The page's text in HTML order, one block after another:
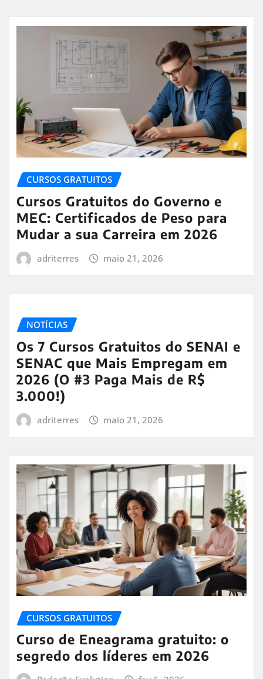
CURSOS GRATUITOS
Cursos Gratuitos do Governo e
MEC: Certificados de Peso para
Mudar a sua Carreira em 2026
adriterres maio 21, 2026
NOTÍCIAS
Os 7 Cursos Gratuitos do SENAI e
SENAC que Mais Empregam em
2026 (O #3 Paga Mais de R$
3.000!)
adriterres maio 21, 2026
CURSOS GRATUITOS
Curso de Eneagrama gratuito: o
segredo dos líderes em 2026